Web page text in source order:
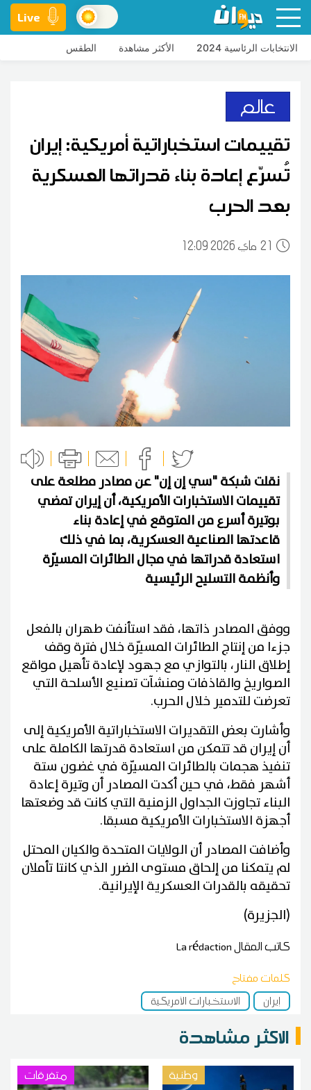
Live
الانتخابات الرئاسية 2024 الأكثر مشاهدة الطقس
عالم
تقييمات استخباراتية أمريكية: إيران
تُسرّع إعادة بناء قدراتها العسكرية
بعد الحرب
21 12:09 2026 ماي
نقلت شبكة "سي إن إن" عن مصادر مطلعة على
تقييمات الاستخبارات الأمريكية، أن إيران تمضي
بوتيرة أسرع من المتوقع في إعادة بناء
قاعدتها الصناعية العسكرية، بما في ذلك
استعادة قدراتها في مجال الطائرات المسيّرة
وأنظمة التسليح الرئيسية
ووفق المصادر ذاتها، فقد استأنفت طهران بالفعل
جزءا من إنتاج الطائرات المسيّرة خلال فترة وقف
إطلاق النار، بالتوازي مع جهود لإعادة تأهيل مواقع
الصواريخ والقاذفات ومنشآت تصنيع الأسلحة التي
تعرضت للتدمير خلال الحرب.
وأشارت بعض التقديرات الاستخباراتية الأمريكية إلى
أن إيران قد تتمكن من استعادة قدرتها الكاملة على
تنفيذ هجمات بالطائرات المسيّرة في غضون ستة
أشهر فقط، في حين أكدت المصادر أن وتيرة إعادة
البناء تجاوزت الجداول الزمنية التي كانت قد وضعتها
أجهزة الاستخبارات الأمريكية مسبقا.
وأضافت المصادر أن الولايات المتحدة والكيان المحتل
لم يتمكنا من إلحاق مستوى الضرر الذي كانتا تأملان
تحقيقه بالقدرات العسكرية الإيرانية.
(الجزيرة)
كاتب المقالLa rédaction
كلمات مفتاح
إيران
الاستخبارات الأمريكية
الاكثر مشاهدة
وطنية متفرقات